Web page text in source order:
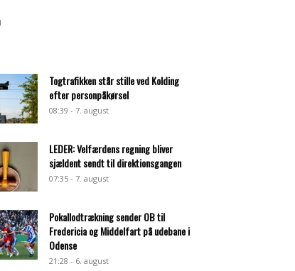
Togtrafikken står stille ved Kolding
efter personpåkørsel
08:39 - 7. august
LEDER: Velfærdens regning bliver
sjældent sendt til direktionsgangen
07:35 - 7. august
Pokallodtrækning sender OB til
Fredericia og Middelfart på udebane i
Odense
21:28 - 6. august